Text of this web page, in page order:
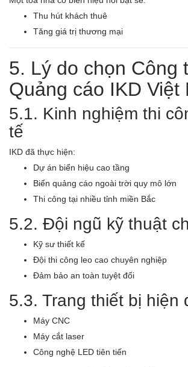
Thu hút khách thuê
Tăng giá trị thương mại
5. Lý do chọn Công
Quảng cáo IKD Việt
5.1. Kinh nghiệm thi
tế
IKD đã thực hiện:
Dự án biển hiệu cao tầng
Biển quảng cáo ngoài trời quy mô lớn
Thi công tại nhiều tỉnh miền Bắc
5.2. Đội ngũ kỹ thuật
Kỹ sư thiết kế
Đội thi công leo cao chuyên nghiệp
Đảm bảo an toàn tuyệt đối
5.3. Trang thiết bị hiện
Máy CNC
Máy cắt laser
Công nghệ LED tiên tiến